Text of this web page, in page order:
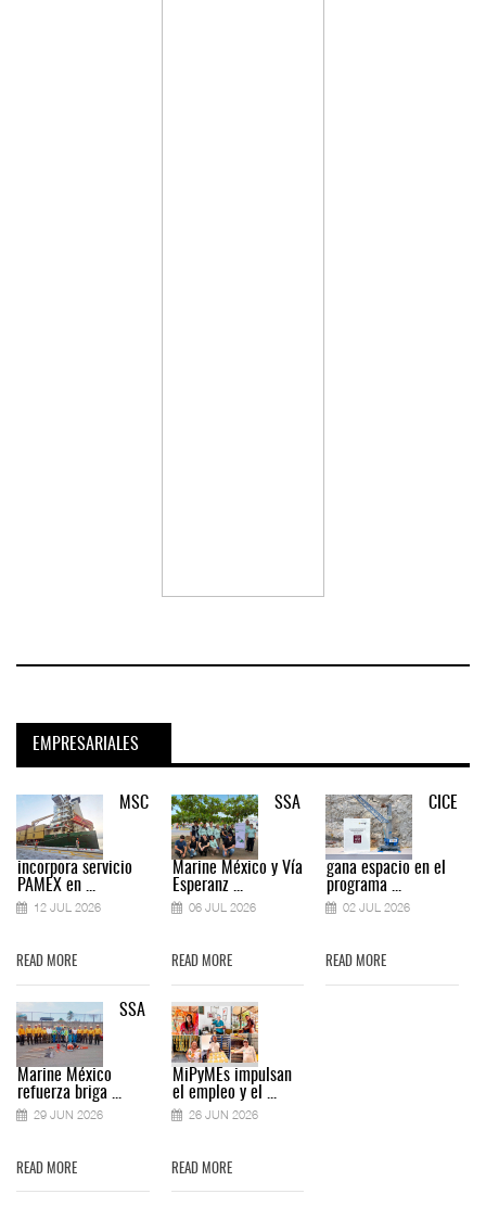
EMPRESARIALES
MSC
incorpora servicio
PAMEX en ...
12 JUL 2026
READ MORE
SSA
Marine México
refuerza briga ...
29 JUN 2026
READ MORE
SSA
Marine México y Vía
Esperanz ...
06 JUL 2026
READ MORE
MiPyMEs impulsan
el empleo y el ...
26 JUN 2026
READ MORE
CICE
gana espacio en el
programa ...
02 JUL 2026
READ MORE